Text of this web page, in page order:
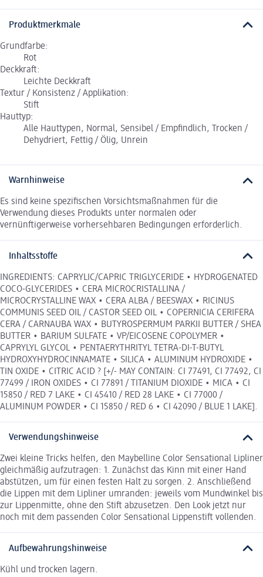
Produktmerkmale
Grundfarbe:
Rot
Deckkraft:
Leichte Deckkraft
Textur / Konsistenz / Applikation:
Stift
Hauttyp:
Alle Hauttypen, Normal, Sensibel / Empfindlich, Trocken /
Dehydriert, Fettig / Ölig, Unrein
Warnhinweise
Es sind keine spezifischen Vorsichtsmaßnahmen für die
Verwendung dieses Produkts unter normalen oder
vernünftigerweise vorhersehbaren Bedingungen erforderlich.
Inhaltsstoffe
INGREDIENTS: CAPRYLIC/CAPRIC TRIGLYCERIDE • HYDROGENATED
COCO-GLYCERIDES • CERA MICROCRISTALLINA /
MICROCRYSTALLINE WAX • CERA ALBA / BEESWAX • RICINUS
COMMUNIS SEED OIL / CASTOR SEED OIL • COPERNICIA CERIFERA
CERA / CARNAUBA WAX • BUTYROSPERMUM PARKII BUTTER / SHEA
BUTTER • BARIUM SULFATE • VP/EICOSENE COPOLYMER •
CAPRYLYL GLYCOL • PENTAERYTHRITYL TETRA-DI-T-BUTYL
HYDROXYHYDROCINNAMATE • SILICA • ALUMINUM HYDROXIDE •
TIN OXIDE • CITRIC ACID ? [+/- MAY CONTAIN: CI 77491, CI 77492, CI
77499 / IRON OXIDES • CI 77891 / TITANIUM DIOXIDE • MICA • CI
15850 / RED 7 LAKE • CI 45410 / RED 28 LAKE • CI 77000 /
ALUMINUM POWDER • CI 15850 / RED 6 • CI 42090 / BLUE 1 LAKE].
Verwendungshinweise
Zwei kleine Tricks helfen, den Maybelline Color Sensational Lipliner
gleichmäßig aufzutragen: 1. Zunächst das Kinn mit einer Hand
abstützen, um für einen festen Halt zu sorgen. 2. Anschließend
die Lippen mit dem Lipliner umranden: jeweils vom Mundwinkel bis
zur Lippenmitte, ohne den Stift abzusetzen. Den Look jetzt nur
noch mit dem passenden Color Sensational Lippenstift vollenden.
Aufbewahrungshinweise
Kühl und trocken lagern.